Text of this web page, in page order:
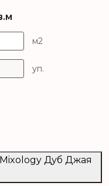
м2
уп.
Дуб Джая